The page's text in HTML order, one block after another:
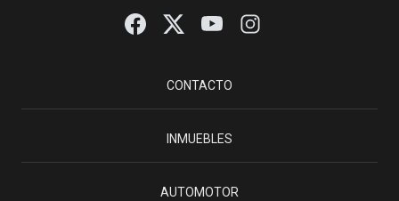
CONTACTO
INMUEBLES
AUTOMOTOR